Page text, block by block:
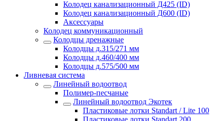
Колодец канализационный Д425 (ID)
Колодец канализационный Д600 (ID)
Аксессуары
Колодец коммуникационный
Колодцы дренажные
Колодцы д.315/271 мм
Колодцы д.460/400 мм
Колодцы д.575/500 мм
Ливневая система
Линейный водоотвод
Полимер-песчаные
Линейный водоотвод Экотек
Пластиковые лотки Standart / Lite 100
Пластиковые лотки Standart 200